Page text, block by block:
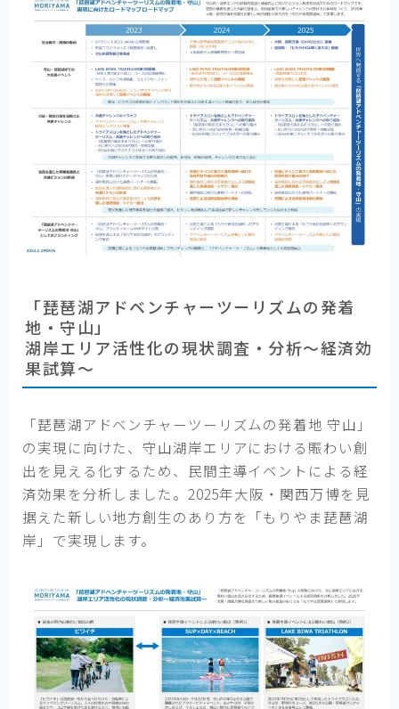
「琵琶湖アドベンチャーツーリズムの発着
地・守山」
湖岸エリア活性化の現状調査・分析〜経済効
果試算〜
「琵琶湖アドベンチャーツーリズムの発着地 守山」
の実現に向けた、守山湖岸エリアにおける賑わい創
出を見える化するため、民間主導イベントによる経
済効果を分析しました。2025年大阪・関西万博を見
据えた新しい地方創生のあり方を「もりやま琵琶湖
岸」で実現します。